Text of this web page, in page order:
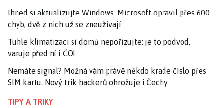
Ihned si aktualizujte Windows. Microsoft opravil přes 600
chyb, dvě z nich už se zneužívají
Tuhle klimatizaci si domů nepořizujte: je to podvod,
varuje před ní i ČOI
Nemáte signál? Možná vám právě někdo krade číslo přes
SIM kartu. Nový trik hackerů ohrožuje i Čechy
TIPY A TRIKY